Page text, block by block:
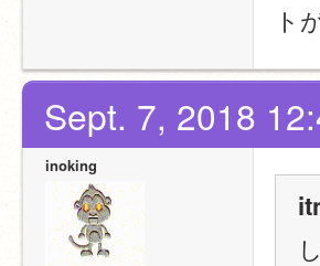
ト
Sept. 7, 2018
inoking